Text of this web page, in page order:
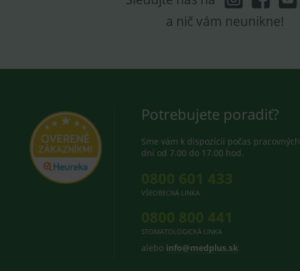
a nič vám neunikne!
Potrebujete poradiť?
Sme vám k dispozícii počas pracovných
dní od 7.00 do 17.00 hod.
VŠEOBECNÁ LINKA
STOMATOLOGICKÁ LINKA
alebo info@medplus.sk